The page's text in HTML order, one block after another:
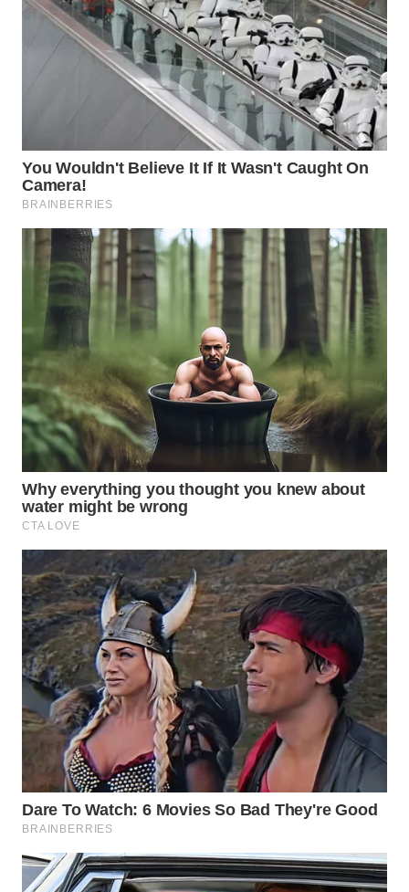
WN
BINJAI
INDRAMAYU
WN
KUNINGAN
WN
MAJALENGKA
SUBANG
WN
SUKABUMI
WN
PURWAKARTA
PRIANGAN
TIMUR
WN
SEMARANG
WN
SOLO
WN
BOROBUDUR
WN
MADURA